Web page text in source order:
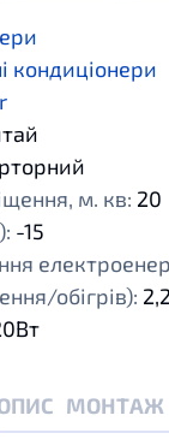
кондиціонери
м. кв: 20
-15
обігрів):
МОНТАЖ